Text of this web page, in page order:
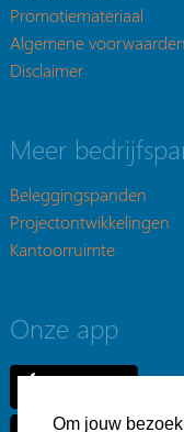
Om jouw
Promotiemateriaal
Algemene voorwaarden
Disclaimer
Meer
Beleggingspanden
Projectontwikkelingen
Kantoorruimte
Onze app